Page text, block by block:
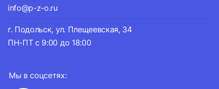
Мы в соцсетях:
info@p-z-o.ru
г. Подольск, ул. Плещеевская, 34
ПН-ПТ с 9:00 до 18:00